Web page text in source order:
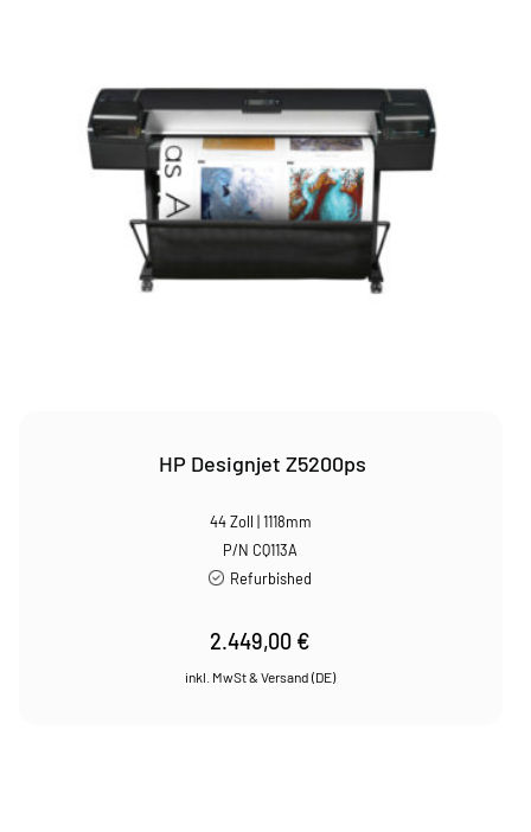
HP Designjet Z5200ps
44 Zoll | 1118mm
P/N CQ113A
Refurbished
2.449,00 €